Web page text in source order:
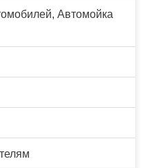
Автомойка